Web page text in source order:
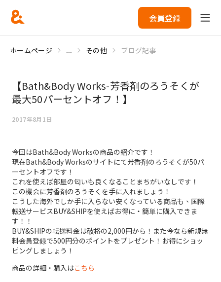
会員登録
ホームページ ... その他 ブログ記事
【Bath&Body Works-芳香剤のろうそくが
最大50パーセントオフ！】
2017年8月1日
今回はBath&Body Worksの商品の紹介です！
現在Bath&Body Worksのサイトにて芳香剤のろうそくが50パ
ーセントオフです！
これを使えば部屋の匂いも良くなることまちがいなしです！
この機会に芳香剤のろうそくを手に入れましょう！
こうした海外でしか手に入らない安くなっている商品も、国際
転送サービスBUY&SHIPを使えばお得に・簡単に購入できま
す！！
BUY&SHIPの転送料金は破格の2,000円から！また今なら新規無
料会員登録で500円分のポイントをプレゼント！お得にショッ
ピングしましょう！
商品の詳細・購入はこちら